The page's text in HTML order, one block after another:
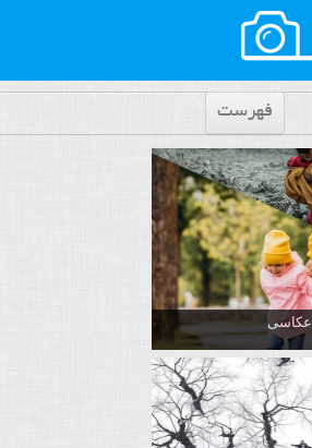
فهرست
عکاسی